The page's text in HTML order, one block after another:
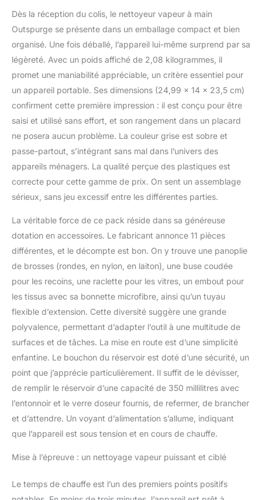
équipé d'une grande
capacité de stockage
d'eau de 350 ml, le
remplir jusqu'à 250 ml
d'eau. Avec un système
de chauffage fermé
innovant, le nouveau
doublure de la chaudière,
et le nettoyeur peut
rapidement atteindre 105
°C. 3 à 5 minutes pour
un chauffage rapide,
chaque fois peut
pulvériser de la vapeur
10 minutes, pas besoin
d'ajouter de l'eau au
milieu, une fois pour
enlever les taches
chimiques et sans
danger : cette injection
de vapeur est 100 %
sans produits chimiques,
sans fumée ni résidus
nocifs, vous n'avez qu'à
injecter de l'eau, utilisez
de la vapeur haute
température et haute
pression pour nettoyer et
enlever les taches
tenaces. Le nettoyeur
vapeur portatif est
sécurité qui empêche
avec les enfants.
Utilisation multi-scénario
Dès la réception du colis, le nettoyeur vapeur à main
Outspurge se présente dans un emballage compact et bien
organisé. Une fois déballé, l’appareil lui-même surprend par sa
légèreté. Avec un poids affiché de 2,08 kilogrammes, il
promet une maniabilité appréciable, un critère essentiel pour
un appareil portable. Ses dimensions (24,99 x 14 x 23,5 cm)
confirment cette première impression : il est conçu pour être
saisi et utilisé sans effort, et son rangement dans un placard
ne posera aucun problème. La couleur grise est sobre et
passe-partout, s’intégrant sans mal dans l’univers des
appareils ménagers. La qualité perçue des plastiques est
correcte pour cette gamme de prix. On sent un assemblage
sérieux, sans jeu excessif entre les différentes parties.
La véritable force de ce pack réside dans sa généreuse
dotation en accessoires. Le fabricant annonce 11 pièces
différentes, et le décompte est bon. On y trouve une panoplie
de brosses (rondes, en nylon, en laiton), une buse coudée
pour les recoins, une raclette pour les vitres, un embout pour
les tissus avec sa bonnette microfibre, ainsi qu’un tuyau
flexible d’extension. Cette diversité suggère une grande
polyvalence, permettant d’adapter l’outil à une multitude de
surfaces et de tâches. La mise en route est d’une simplicité
enfantine. Le bouchon du réservoir est doté d’une sécurité, un
point que j’apprécie particulièrement. Il suffit de le dévisser,
de remplir le réservoir d’une capacité de 350 millilitres avec
l’entonnoir et le verre doseur fournis, de refermer, de brancher
et d’attendre. Un voyant d’alimentation s’allume, indiquant
que l’appareil est sous tension et en cours de chauffe.
Mise à l’épreuve : un nettoyage vapeur puissant et ciblé
Le temps de chauffe est l’un des premiers points positifs